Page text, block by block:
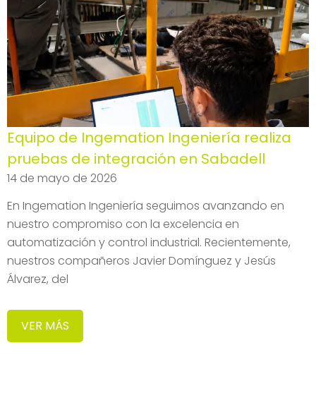
Equipo de Ingemation Ingeniería realiza
pruebas de integración en Sabadell
14 de mayo de 2026
En Ingemation Ingeniería seguimos avanzando en
nuestro compromiso con la excelencia en
automatización y control industrial. Recientemente,
nuestros compañeros Javier Domínguez y Jesús
Álvarez, del
VER MÁS